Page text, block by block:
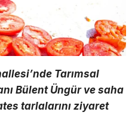
Tarımsal
Bülent Üngür ve saha
tarlalarını ziyaret